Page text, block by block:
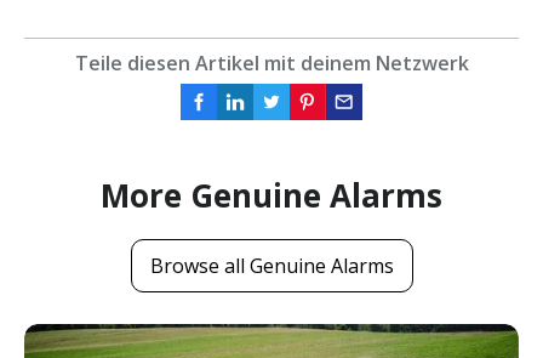
Teile diesen Artikel mit deinem Netzwerk
More Genuine Alarms
Browse all Genuine Alarms